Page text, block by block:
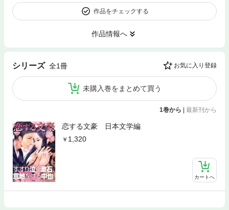
作品をチェックする
作品情報へ
シリーズ 全1冊 お気に入り登録
未購入巻をまとめて買う
1巻から 最新刊から
恋する文豪 日本文学編
1,320
カートへ